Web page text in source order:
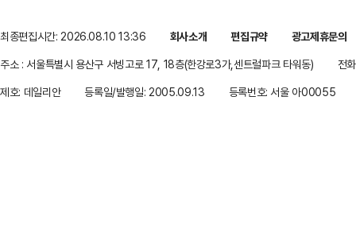
최종편집시간: 2026.08.10 13:36 회사소개 편집규약
광고제휴문의
주소 : 서울특별시 용산구 서빙고로 17, 18층(한강로3가,센트럴파크 타워동)
전
제호: 데일리안
등록일/발행일: 2005.09.13 등록번호: 서울 아00055